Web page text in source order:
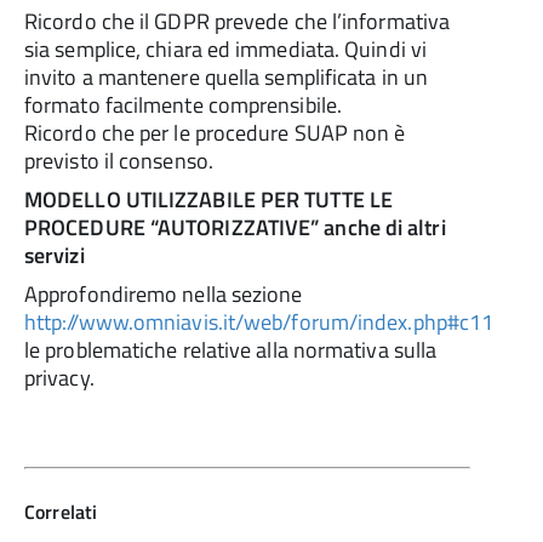
Ricordo che il GDPR prevede che l’informativa
sia semplice, chiara ed immediata. Quindi vi
invito a mantenere quella semplificata in un
formato facilmente comprensibile.
Ricordo che per le procedure SUAP non è
previsto il consenso.
MODELLO UTILIZZABILE PER TUTTE LE
PROCEDURE “AUTORIZZATIVE” anche di altri
servizi
Approfondiremo nella sezione
http://www.omniavis.it/web/forum/index.php#c11
le problematiche relative alla normativa sulla
privacy.
Correlati